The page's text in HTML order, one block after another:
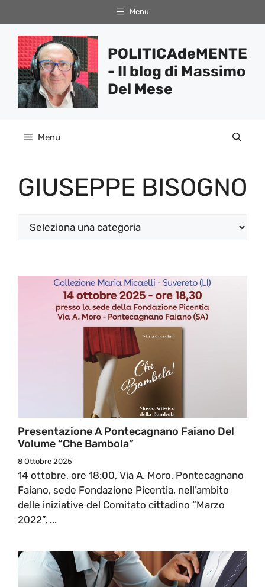
al
contenuto
Menu
POLITICAdeMENTE
- Il blog di Massimo
Del Mese
Menu
GIUSEPPE BISOGNO
Categorie
Presentazione A Pontecagnano Faiano Del
Volume “Che Bambola”
8 Ottobre 2025
14 ottobre, ore 18:00, Via A. Moro, Pontecagnano
Faiano, sede Fondazione Picentia, nell’ambito
delle iniziative del Comitato cittadino “Marzo
2022”, ...